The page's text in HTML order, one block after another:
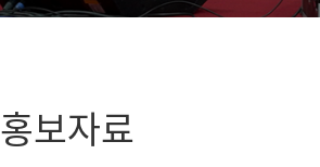
홍보자료